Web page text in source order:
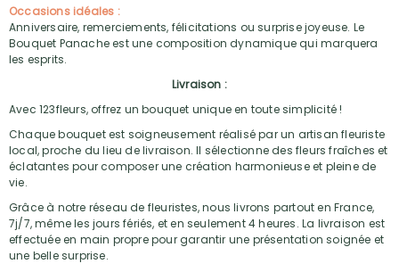
Occasions idéales :
Anniversaire, remerciements, félicitations ou surprise joyeuse. Le
Bouquet Panache est une composition dynamique qui marquera
les esprits.
Livraison :
Avec 123fleurs, offrez un bouquet unique en toute simplicité !
Chaque bouquet est soigneusement réalisé par un artisan fleuriste
local, proche du lieu de livraison. Il sélectionne des fleurs fraîches et
éclatantes pour composer une création harmonieuse et pleine de
vie.
Grâce à notre réseau de fleuristes, nous livrons partout en France,
7j/7, même les jours fériés, et en seulement 4 heures. La livraison est
effectuée en main propre pour garantir une présentation soignée et
une belle surprise.